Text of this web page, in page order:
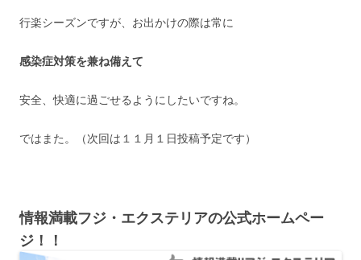
行楽シーズンですが、お出かけの際は常に
感染症対策を兼ね備えて
安全、快適に過ごせるようにしたいですね。
ではまた。（次回は１１月１日投稿予定です）
情報満載フジ・エクステリアの公式ホームペー
ジ！！